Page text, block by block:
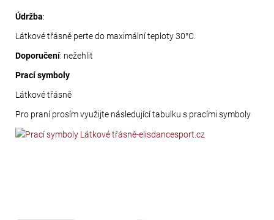
Údržba:
Látkové třásně perte do maximální teploty 30°C.
Doporučení: nežehlit
Prací symboly
Látkové třásně
Pro praní prosím využijte následující tabulku s pracími symboly